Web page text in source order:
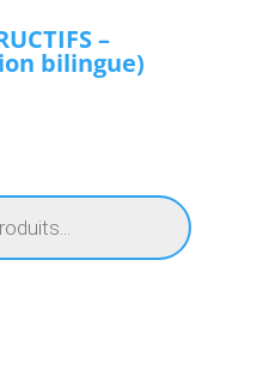
–
bilingue)